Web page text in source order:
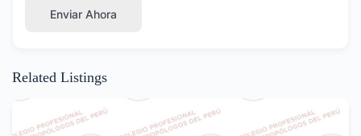
Enviar Ahora
Related Listings